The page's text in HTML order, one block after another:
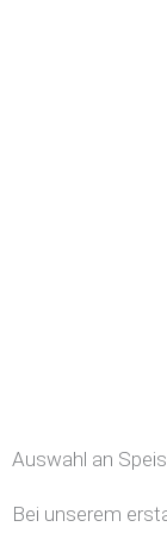
Auswahl an
Bei unserem